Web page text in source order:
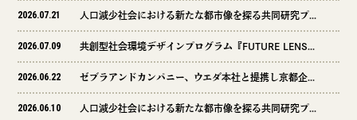
2026.07.21 人口減少社会における新たな都市像を探る共同研究プロジェクト「Post Growth City Lab」第二弾フィールドリサーチ報告書（熊本エリア）を公開
2026.07.09 共創型社会環境デザインプログラム『FUTURE LENS』2026年7月6日より第2期募集を開始
2026.06.22 ゼブラアンドカンパニー、ウエダ本社と提携し京都企業のミドルマネージャー層に向けたコミュニティ型伴走プログラム『WORK CROSS』第3期のエントリーを開始！
2026.06.10 人口減少社会における新たな都市像を探る共同研究プロジェクト「Post Growth City Lab」第一弾フィールドリサーチ報告書（大分県別府エリア）を公開